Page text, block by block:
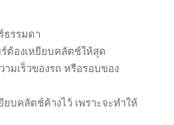
ธรรมดา
ต้องเหยียบคลัตช์ให้สุด
มเร็วของรถ หรือรอบของ
ยบคลัตช์ค้างไว้ เพราะจะทำให้